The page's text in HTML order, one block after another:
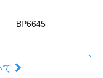
BP6645